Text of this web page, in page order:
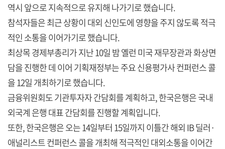
역시 앞으로 지속적으로 유지해 나가기로 했습니다.
참석자들은 최근 상황이 대외 신인도에 영향을 주지 않도록 적극
적인 소통을 이어가기로 했습니다.
최상목 경제부총리가 지난 10일 밤 옐런 미국 재무장관과 화상면
담을 진행한 데 이어 기획재정부는 주요 신용평가사 컨퍼런스 콜
을 12일 개최하기로 했습니다.
금융위원회도 기관투자자 간담회를 계획하고, 한국은행은 국내
외국계 은행 대표 간담회를 진행할 계획입니다.
또한, 한국은행은 오는 14일부터 15일까지 이틀간 해외 IB 딜러·
애널리스트 컨퍼런스 콜을 개최해 적극적인 대외소통을 이어간